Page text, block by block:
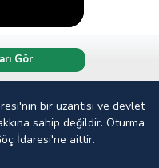
Gör
bir uzantısı ve devlet
sahip değildir. Oturma
İdaresi'ne aittir.